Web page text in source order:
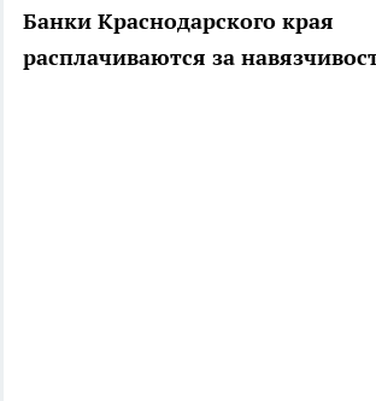
Банки Краснодарского края
расплачиваются за